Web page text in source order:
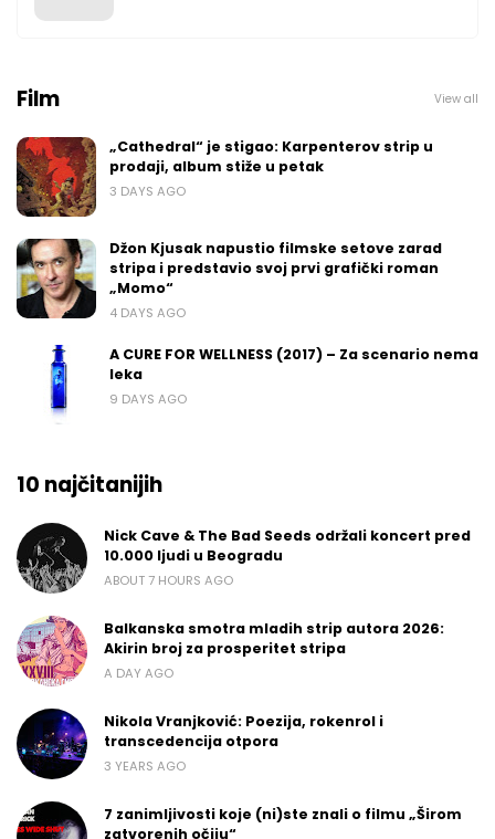
Film View all
„Cathedral“ je stigao: Karpenterov strip u
prodaji, album stiže u petak
3 DAYS AGO
Džon Kjusak napustio filmske setove zarad
stripa i predstavio svoj prvi grafički roman
„Momo“
4 DAYS AGO
A CURE FOR WELLNESS (2017) – Za scenario nema
leka
9 DAYS AGO
10 najčitanijih
Nick Cave & The Bad Seeds održali koncert pred
10.000 ljudi u Beogradu
ABOUT 7 HOURS AGO
Balkanska smotra mladih strip autora 2026:
Akirin broj za prosperitet stripa
A DAY AGO
Nikola Vranjković: Poezija, rokenrol i
transcedencija otpora
3 YEARS AGO
7 zanimljivosti koje (ni)ste znali o filmu „Širom
zatvorenih očiju“